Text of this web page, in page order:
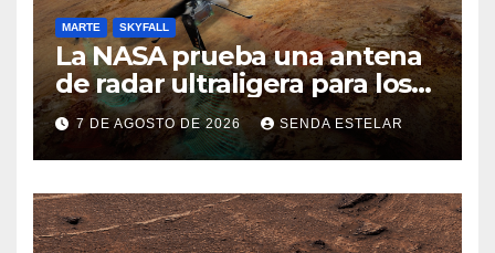
MARTE SKYFALL
La NASA prueba una antena
de radar ultraligera para los
helicópteros SkyFall Mars
7 DE AGOSTO DE 2026 SENDA ESTELAR